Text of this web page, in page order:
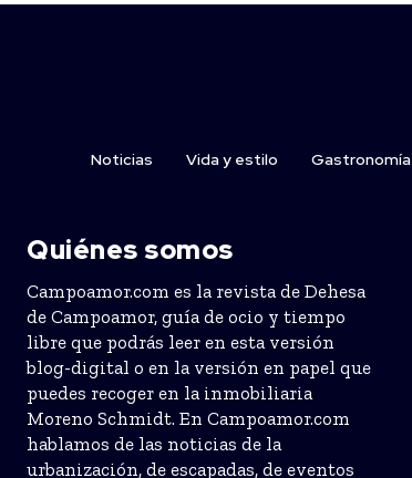
Noticias Vida y estilo Gastronomía
Quiénes somos
Campoamor.com es la revista de Dehesa
de Campoamor, guía de ocio y tiempo
libre que podrás leer en esta versión
blog-digital o en la versión en papel que
puedes recoger en la inmobiliaria
Moreno Schmidt. En Campoamor.com
hablamos de las noticias de la
urbanización, de escapadas, de eventos